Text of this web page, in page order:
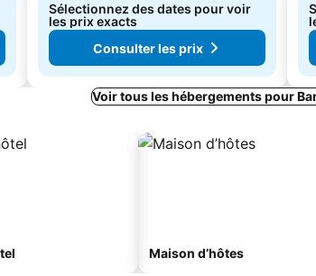
Sélectionnez des dates pour voir
les prix exacts
Consulter les prix
Voir tous les hébergements pour
Maison d’hôtes